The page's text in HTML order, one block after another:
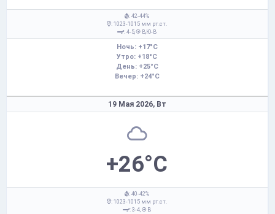
: 42-44%
: 1023-1015 мм рт.ст.
: 4-5,
В,Ю-В
Ночь: +17°C
Утро: +18°C
День: +25°C
Вечер: +24°C
19 Мая 2026, Вт
+26°C
: 40-42%
: 1023-1015 мм рт.ст.
: 3-4,
В